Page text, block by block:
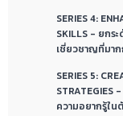
SERIES 4:
SKILLS - ยกร
เชี่ยวชาญที่มาก
SERIES 5:
STRATEGIES
ความอยากรู้ใน